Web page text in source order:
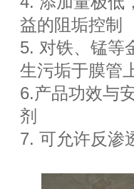
益的阻垢控制
5. 对铁、锰等
生污垢于膜管
6.产品功效与
剂
7. 可允许反渗